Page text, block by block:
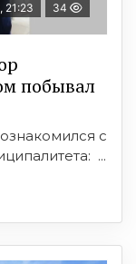
21:23 34
побывал
с
...